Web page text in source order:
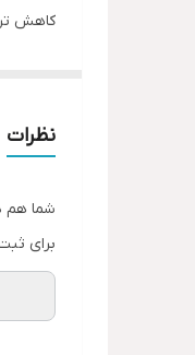
کاهش ترک‌خوردگی
نظرات
شما هم
برای